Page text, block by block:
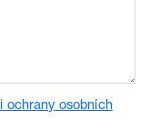
ochrany osobních